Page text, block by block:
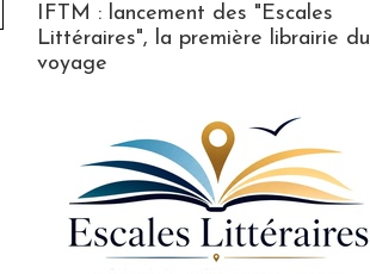
IFTM : lancement des "Escales
Littéraires", la première librairie du
voyage